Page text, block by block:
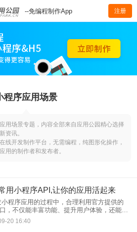
--免编程制作App 注册
程序应用场景
用场景专题，内容全部来自应用公园精心选择
资讯。
线开发制作平台，无需编程，纯图形化操作，
用的制作者和发布者。
用小程序API,让你的应用活起来
程序应用的过程中，合理利用官方提供的
，不仅能丰富功能、提升用户体验，还能让
序应用更加智能和高效。本文整理了十大
用的小程序API，帮助开发者快速上手，优
20 16:40